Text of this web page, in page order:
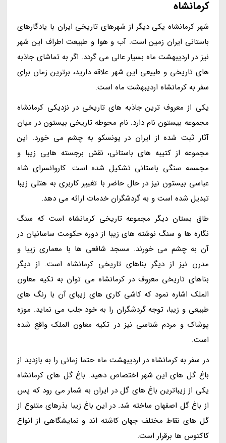
کرمانشاه
شهر کرمانشاه یکی دیگر از شهرهای تاریخی ایران با یادگارهای
باستانی ایران زمین است. آب و هوا و طبیعت اطراف این شهر
نیز در اردیبهشت ماه بسیار عالی می گردد. اگر به تماشای جاذبه
های تاریخی و طبیعی این شهر علاقه دارید، برترین زمان برای
سفر به کرمانشاه اردیبهشت ماه است.
یکی از معروف ترین جاذبه های تاریخی در نزدیکی کرمانشاه
مجموعه بیستون نام دارد. نام محوطه تاریخی بیستون در میان
آثار ثبت شده از ایران در یونسکو به چشم می خورد. این
مجموعه از کتیبه های باستانی، نقش برجسته هایی زیبا و
مجسمه سنگی باستانی تشکیل شده است. کاروانسرای شاه
عباسی بیستون نیز در حال حاضر با تغییر کاربری به هتلی زیبا
تبدیل شده است و به گردشگران خدمات ارائه می دهد.
طاق بستان دیگر مجموعه تاریخی کرمانشاه است که سنگ
نگاره ها و سنگ نوشته های زیبا از دوره حکومت ساسانیان در
آن به چشم می خورند. مسجد شافعی ها با معماری زیبا و
مدرن نیز از دیگر بناهای تاریخی کرمانشاه است. از دیگر
بناهای تاریخی معروف در کرمانشاه می توان به تکیه معاون
الملک اشاره نمود که کاشی کاری های زیبای آن با رنگ های
طبیعی و زیبا، توجه گردشگران را به خود جلب می نماید. موزه
پوشاک و مردم شناسی نیز در تکیه معاون الملک واقع شده
است.
در سفر به کرمانشاه در اردیبهشت ماه حتما زمانی را به بازدید از
باغ گل های این شهر اختصاص دهید. باغ گل های کرمانشاه
یکی از زیباترین باغ های گل در ایران به شمار می رود که پس
از باغ گل اصفهان ساخته شد. در این باغ زیبا بذرهای متنوع از
گل های نقاط مختلف جهان کاشته اند و نمایشگاهی از انواع
کاکتوس ها برقرار است.